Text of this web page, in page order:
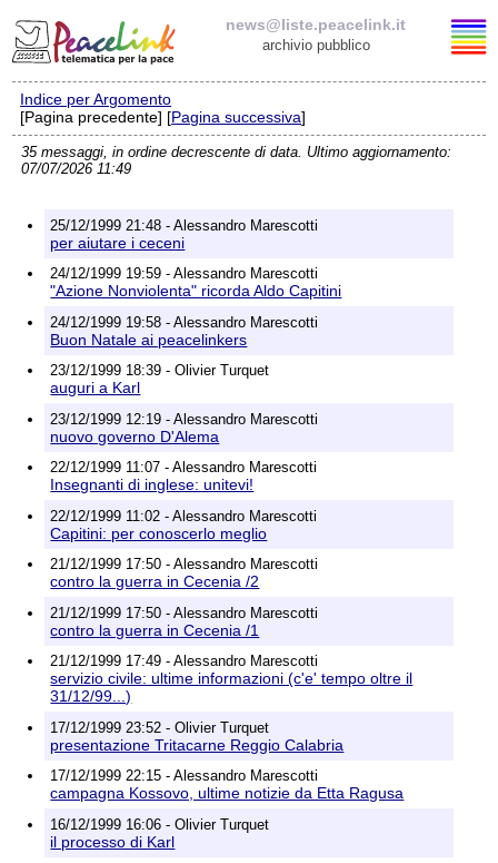
news@liste.peacelink.it
archivio pubblico
Elenco delle liste
news@liste.peacelink.it
Richieste di rimozione
Indice per Argomento
[Pagina precedente] [Pagina successiva]
35 messaggi, in ordine decrescente di data. Ultimo aggiornamento:
07/07/2026 11:49
25/12/1999 21:48 - Alessandro Marescotti
per aiutare i ceceni
24/12/1999 19:59 - Alessandro Marescotti
"Azione Nonviolenta" ricorda Aldo Capitini
24/12/1999 19:58 - Alessandro Marescotti
Buon Natale ai peacelinkers
23/12/1999 18:39 - Olivier Turquet
auguri a Karl
23/12/1999 12:19 - Alessandro Marescotti
nuovo governo D'Alema
22/12/1999 11:07 - Alessandro Marescotti
Insegnanti di inglese: unitevi!
22/12/1999 11:02 - Alessandro Marescotti
Capitini: per conoscerlo meglio
21/12/1999 17:50 - Alessandro Marescotti
contro la guerra in Cecenia /2
21/12/1999 17:50 - Alessandro Marescotti
contro la guerra in Cecenia /1
21/12/1999 17:49 - Alessandro Marescotti
servizio civile: ultime informazioni (c'e' tempo oltre il
31/12/99...)
17/12/1999 23:52 - Olivier Turquet
presentazione Tritacarne Reggio Calabria
17/12/1999 22:15 - Alessandro Marescotti
campagna Kossovo, ultime notizie da Etta Ragusa
16/12/1999 16:06 - Olivier Turquet
il processo di Karl